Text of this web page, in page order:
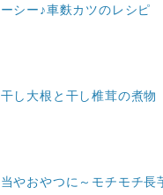
シー♪車麩カツのレシピ
し大根と干し椎茸の煮物
やおやつに～モチモチ長